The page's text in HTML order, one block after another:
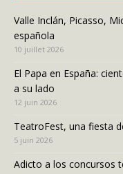
Valle Inclán, Picasso,
española
10 juillet 2026
El Papa en España:
a su lado
12 juin 2026
TeatroFest, una fiesta
5 juin 2026
Adicto a los concursos